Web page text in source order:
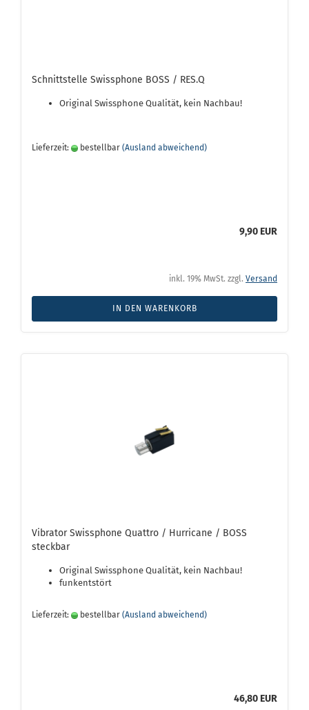
Schnittstelle Swissphone BOSS / RES.Q
Original Swissphone Qualität, kein Nachbau!
Lieferzeit: bestellbar (Ausland abweichend)
9,90 EUR
inkl. 19% MwSt. zzgl. Versand
IN DEN WARENKORB
Vibrator Swissphone Quattro / Hurricane / BOSS
steckbar
Original Swissphone Qualität, kein Nachbau!
funkentstört
Lieferzeit: bestellbar (Ausland abweichend)
46,80 EUR